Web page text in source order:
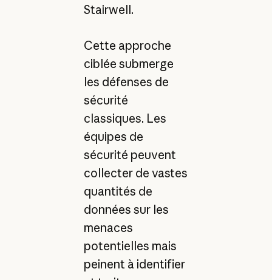
Stairwell.
Cette approche
ciblée submerge
les défenses de
sécurité
classiques. Les
équipes de
sécurité peuvent
collecter de vastes
quantités de
données sur les
menaces
potentielles mais
peinent à identifier